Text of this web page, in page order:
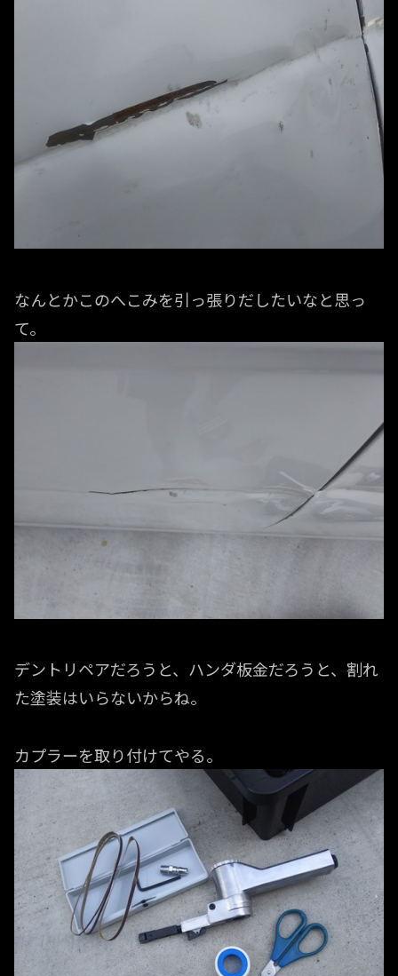
なんとかこのへこみを引っ張りだしたいなと思っ
て。
デントリペアだろうと、ハンダ板金だろうと、割れ
た塗装はいらないからね。
カプラーを取り付けてやる。